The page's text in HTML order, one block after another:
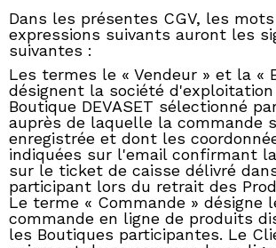
Dans les présentes CGV, les
expressions suivants auront les
suivantes :
Les termes le « Vendeur » et la «
désignent la société
Boutique DEVASET sélectionné
auprès de laquelle la commande
enregistrée et dont les
indiquées sur l'email confirmant
sur le ticket de caisse délivré
participant lors du retrait des
Le terme « Commande » désigne
commande en ligne de produits
les Boutiques participantes. Le